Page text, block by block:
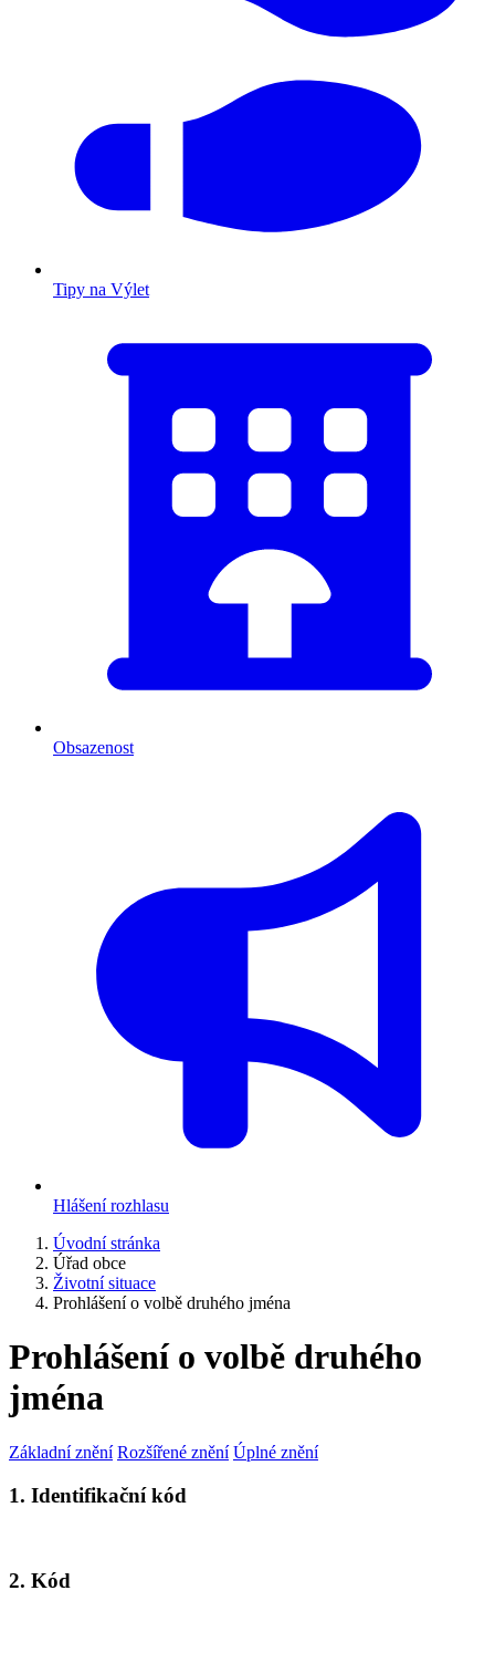
Tipy na Výlet
Obsazenost
Hlášení rozhlasu
Úvodní stránka
Úřad obce
Životní situace
Prohlášení o volbě druhého jména
Prohlášení o volbě druhého
jména
Základní znění Rozšířené znění Úplné znění
1. Identifikační kód
2. Kód